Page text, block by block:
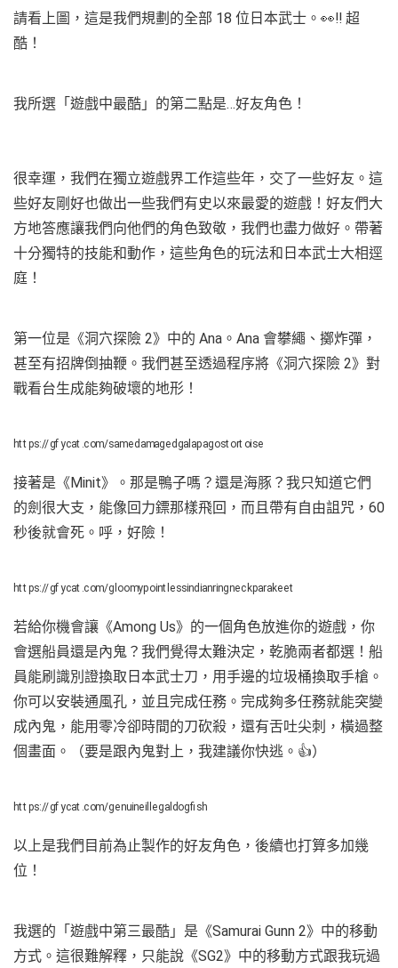
請看上圖，這是我們規劃的全部 18 位日本武士。👀‼️ 超
酷！
我所選「遊戲中最酷」的第二點是…好友角色！
很幸運，我們在獨立遊戲界工作這些年，交了一些好友。這
些好友剛好也做出一些我們有史以來最愛的遊戲！好友們大
方地答應讓我們向他們的角色致敬，我們也盡力做好。帶著
十分獨特的技能和動作，這些角色的玩法和日本武士大相逕
庭！
第一位是《洞穴探險 2》中的 Ana。Ana 會攀繩、擲炸彈，
甚至有招牌倒抽鞭。我們甚至透過程序將《洞穴探險 2》對
戰看台生成能夠破壞的地形！
https://gfycat.com/samedamagedgalapagostortoise
接著是《Minit》。那是鴨子嗎？還是海豚？我只知道它們
的劍很大支，能像回力鏢那樣飛回，而且帶有自由詛咒，60
秒後就會死。呼，好險！
https://gfycat.com/gloomypointlessindianringneckparakeet
若給你機會讓《Among Us》的一個角色放進你的遊戲，你
會選船員還是內鬼？我們覺得太難決定，乾脆兩者都選！船
員能刷識別證換取日本武士刀，用手邊的垃圾桶換取手槍。
你可以安裝通風孔，並且完成任務。完成夠多任務就能突變
成內鬼，能用零冷卻時間的刀砍殺，還有舌吐尖刺，橫過整
個畫面。（要是跟內鬼對上，我建議你快逃。👍）
https://gfycat.com/genuineillegaldogfish
以上是我們目前為止製作的好友角色，後續也打算多加幾
位！
我選的「遊戲中第三最酷」是《Samurai Gunn 2》中的移動
方式。這很難解釋，只能說《SG2》中的移動方式跟我玩過